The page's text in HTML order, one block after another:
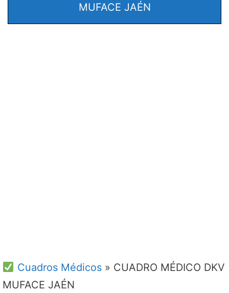
MUFACE JAÉN
Cuadros Médicos» CUADRO MÉDICO DKV
MUFACE JAÉN